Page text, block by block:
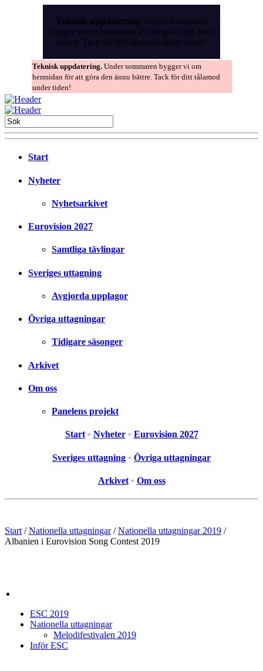
Teknisk uppdatering. Under sommaren
bygger vi om hemsidan för att göra den ännu
bättre. Tack för ditt tålamod under tiden!
Teknisk uppdatering. Under sommaren bygger vi om
hemsidan för att göra den ännu bättre. Tack för ditt tålamod
under tiden!
Start
Nyheter
Nyhetsarkivet
Eurovision 2027
Samtliga tävlingar
Sveriges uttagning
Avgjorda upplagor
Övriga uttagningar
Tidigare säsonger
Arkivet
Om oss
Panelens projekt
Start • Nyheter • Eurovision 2027
Sveriges uttagning • Övriga uttagningar
Arkivet • Om oss
Start / Nationella uttagningar / Nationella uttagningar 2019 /
Albanien i Eurovision Song Contest 2019
ESC 2019
Nationella uttagningar
Melodifestivalen 2019
Inför ESC